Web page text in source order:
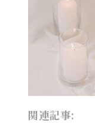
関連記事: